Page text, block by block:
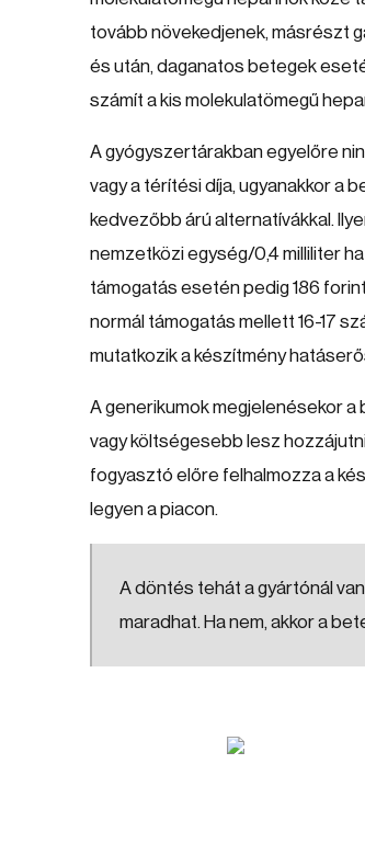
tovább növekedjenek, másrészt
és után, daganatos betegek
számít a kis molekulatömegű
A gyógyszertárakban egyelőre
vagy a térítési díja, ugyanakkor a
kedvezőbb árú alternatívákkal.
nemzetközi egység/0,4 milliliter
támogatás esetén pedig 186
normál támogatás mellett 16-17
mutatkozik a készítmény
A generikumok megjelenésekor
vagy költségesebb lesz
fogyasztó előre felhalmozza a
legyen a piacon.
A döntés tehát a gyártónál
maradhat. Ha nem, akkor a